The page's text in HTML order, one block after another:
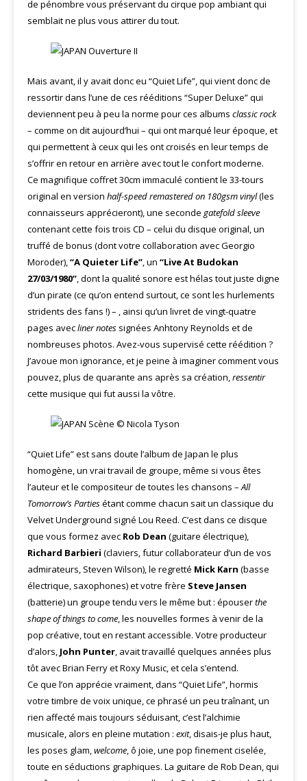
de pénombre vous préservant du cirque pop ambiant qui
semblait ne plus vous attirer du tout.
Mais avant, il y avait donc eu “Quiet Life”, qui vient donc de
ressortir dans l’une de ces rééditions “Super Deluxe” qui
deviennent peu à peu la norme pour ces albums classic rock
– comme on dit aujourd’hui – qui ont marqué leur époque, et
qui permettent à ceux qui les ont croisés en leur temps de
s’offrir en retour en arrière avec tout le confort moderne.
Ce magnifique coffret 30cm immaculé contient le 33-tours
original en version half-speed remastered on 180gsm vinyl(les
connaisseurs apprécieront), une seconde gatefold sleeve
contenant cette fois trois CD – celui du disque original, un
truffé de bonus (dont votre collaboration avec Georgio
Moroder),“A Quieter Life”, un “Live At Budokan
27/03/1980”, dont la qualité sonore est hélas tout juste digne
d’un pirate (ce qu’on entend surtout, ce sont les hurlements
stridents des fans !) – , ainsi qu’un livret de vingt-quatre
pages avecliner notes signées Anhtony Reynolds et de
nombreuses photos. Avez-vous supervisé cette réédition ?
J’avoue mon ignorance, et je peine à imaginer comment vous
pouvez, plus de quarante ans après sa création,ressentir
cette musique qui fut aussi la vôtre.
“Quiet Life” est sans doute l’album de Japan le plus
homogène, un vrai travail de groupe, même si vous êtes
l’auteur et le compositeur de toutes les chansons –All
Tomorrow’s Partiesétant comme chacun sait un classique du
Velvet Underground signé Lou Reed. C’est dans ce disque
que vous formez avec Rob Dean (guitare électrique),
Richard Barbieri (claviers, futur collaborateur d’un de vos
admirateurs, Steven Wilson), le regretté Mick Karn (basse
électrique, saxophones) et votre frère Steve Jansen
(batterie) un groupe tendu vers le même but : épouserthe
shape of things to come, les nouvelles formes à venir de la
pop créative, tout en restant accessible. Votre producteur
d’alors, John Punter, avait travaillé quelques années plus
tôt avec Brian Ferry et Roxy Music, et cela s’entend.
Ce que l’on apprécie vraiment, dans “Quiet Life”, hormis
votre timbre de voix unique, ce phrasé un peu traînant, un
rien affecté mais toujours séduisant, c’est l’alchimie
musicale, alors en pleine mutation : exit, disais-je plus haut,
les poses glam,welcome, ô joie, une pop finement ciselée,
toute en séductions graphiques. La guitare de Rob Dean, qui